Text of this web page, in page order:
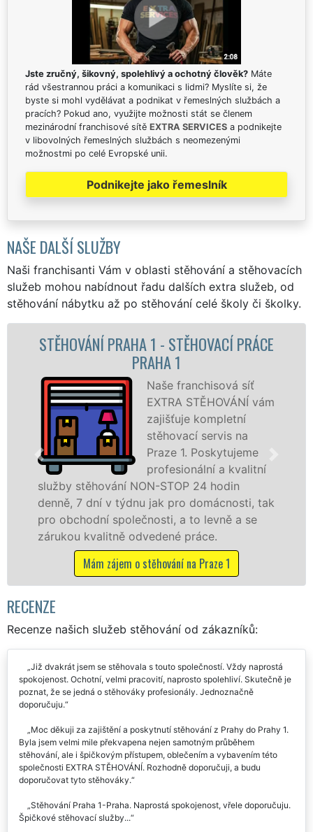
Jste zručný, šikovný, spolehlivý a ochotný člověk? Máte
rád všestrannou práci a komunikaci s lidmi? Myslíte si, že
byste si mohl vydělávat a podnikat v řemeslných službách a
pracích? Pokud ano, využijte možnosti stát se členem
mezinárodní franchisové sítě EXTRA SERVICES a podnikejte
v libovolných řemeslných službách s neomezenými
možnostmi po celé Evropské unii.
Podnikejte jako řemeslník
NAŠE DALŠÍ SLUŽBY
Naši franchisanti Vám v oblasti stěhování a stěhovacích
služeb mohou nabídnout řadu dalších extra služeb, od
stěhování nábytku až po stěhování celé školy či školky.
STĚHOVACÍ SLUŽBA PRAHA 1 -
STĚHOVACÍ FIRMA PRAHA 1
Poskytujeme
stěhovací služby na
Praze 1 na špičkové
úrovni se speciální
stěhovací
technikou. Tyto
služby zajišťujeme domácnostem i firmám v
celém okresu Praha 1 se zárukou kvality
franchisové sítě EXTRA STĚHOVÁNÍ.
Nabízíme stěhovací služby NON-STOP
včetně víkendů a svátků bez příplatků.
Mám zájem o stěhovací služby na Praze 1
RECENZE
Recenze našich služeb stěhování od zákazníků:
Již dvakrát jsem se stěhovala s touto společností. Vždy naprostá
spokojenost. Ochotní, velmi pracovití, naprosto spolehliví. Skutečně je
poznat, že se jedná o stěhováky profesionály. Jednoznačně
Moc děkuji za zajištění a poskytnutí stěhování z Prahy do Prahy 1.
Byla jsem velmi mile překvapena nejen samotným průběhem
stěhování, ale i špičkovým přístupem, oblečením a vybavením této
společnosti EXTRA STĚHOVÁNÍ. Rozhodně doporučuji, a budu
Stěhování Praha 1-Praha. Naprostá spokojenost, vřele doporučuju.